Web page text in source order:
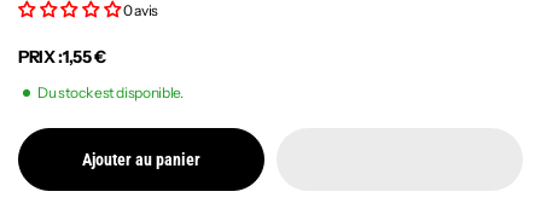
0 avis
PRIX :1,55 €
Du stock est disponible.
Ajouter au panier